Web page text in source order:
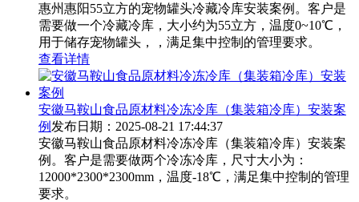
惠州惠阳55立方的宠物罐头冷藏冷库安装案例。客户是
需要做一个冷藏冷库，大小约为55立方，温度0~10℃，
用于储存宠物罐头，，满足集中控制的管理要求。
查看详情
安徽马鞍山食品原材料冷冻冷库（集装箱冷库）安装案
例 发布日期：2025-08-21 17:44:37
安徽马鞍山食品原材料冷冻冷库（集装箱冷库）安装案
例。客户是需要做两个冷冻冷库，尺寸大小为：
12000*2300*2300mm，温度-18℃，满足集中控制的管理
要求。